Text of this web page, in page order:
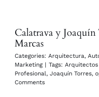
Calatrava y
Marcas
Categories: Arquitectura,
Marketing | Tags: Arquitectos
Profesional, Joaquín Torres,
Comments